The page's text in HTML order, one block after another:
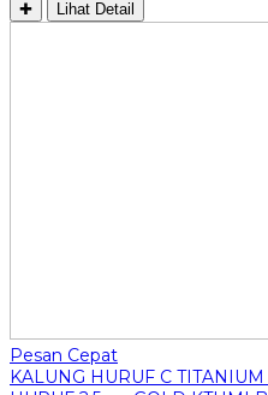
✚ Lihat Detail
Pesan Cepat
KALUNG HURUF C